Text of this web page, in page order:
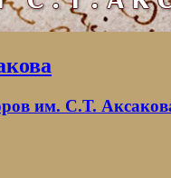
им. С.Т.